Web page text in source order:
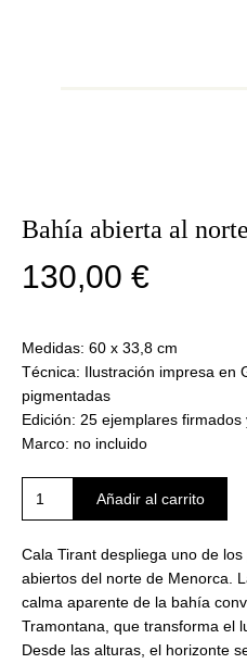
Bahía abierta al norte
130,00 €
Medidas: 60 x 33,8 cm
Técnica: Ilustración impresa en
pigmentadas
Edición: 25 ejemplares
Marco: no incluido
cantidad
Añadir al carrito
Cala Tirant despliega uno de
abiertos del norte de Menorca.
calma aparente de la bahía
Tramontana, que transforma el
Desde las alturas, el horizonte